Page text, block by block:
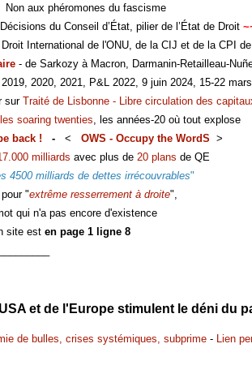
aux phéromones du fascisme
du Conseil d’État, pilier de l’État de Droit
International de l'ONU, de la CIJ et de la CPI
- de Sarkozy à Macron, Darmanin-Retailleau-
2020, 2021, P&L 2022, 9 juin 2024, 15-22
sur Traité de Lisbonne - Libre circulation des
les soaring twenties, les années-20 où tout explose
back ! - < OWS - Occupy the WordS >
milliards avec plus de 20 plans de QE
4500 milliards de dettes irrécouvrables"
"extrême resserrement à droite",
qui n'a pas encore d'existence
site est en page 1 ligne 8
et de l'Europe stimulent le déni du
de bulles, crises systémiques, subprime - Lien